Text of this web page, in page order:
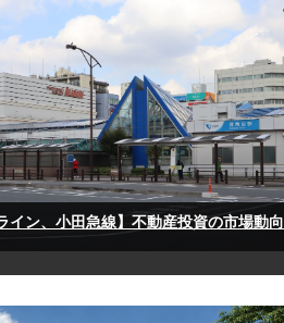
イン、小田急線】不動産投資の市場動向